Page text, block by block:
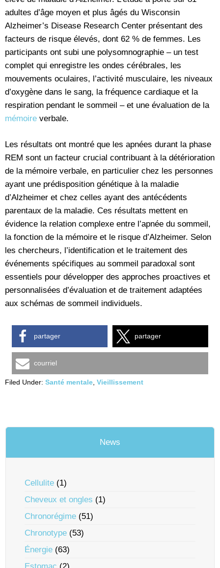
adultes d’âge moyen et plus âgés du Wisconsin
Alzheimer’s Disease Research Center présentant des
facteurs de risque élevés, dont 62 % de femmes. Les
participants ont subi une polysomnographie – un test
complet qui enregistre les ondes cérébrales, les
mouvements oculaires, l’activité musculaire, les niveaux
d’oxygène dans le sang, la fréquence cardiaque et la
respiration pendant le sommeil – et une évaluation de la
mémoire verbale.
Les résultats ont montré que les apnées durant la phase
REM sont un facteur crucial contribuant à la détérioration
de la mémoire verbale, en particulier chez les personnes
ayant une prédisposition génétique à la maladie
d’Alzheimer et chez celles ayant des antécédents
parentaux de la maladie. Ces résultats mettent en
évidence la relation complexe entre l’apnée du sommeil,
la fonction de la mémoire et le risque d’Alzheimer. Selon
les chercheurs, l’identification et le traitement des
événements spécifiques au sommeil paradoxal sont
essentiels pour développer des approches proactives et
personnalisées d’évaluation et de traitement adaptées
aux schémas de sommeil individuels.
partager partager
courriel
Filed Under: Santé mentale Vieillissement
News
Cellulite (1)
Cheveux et ongles (1)
Chronorégime (51)
Chronotype (53)
Énergie (63)